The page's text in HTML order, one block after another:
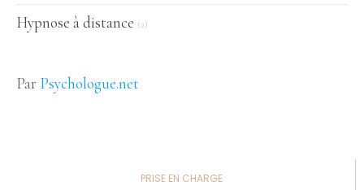
Hypnose à distance (2)
Par Psychologue.net
PRISE EN CHARGE